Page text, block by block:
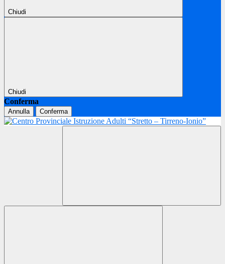
Chiudi
Chiudi
Conferma
Annulla Conferma